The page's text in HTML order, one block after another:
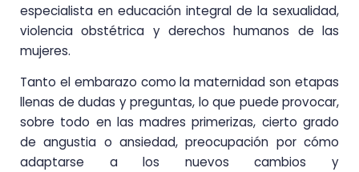
especialista en educación integral de la sexualidad,
violencia obstétrica y derechos humanos de las
mujeres.
Tanto el embarazo como la maternidad son etapas
llenas de dudas y preguntas, lo que puede provocar,
sobre todo en las madres primerizas, cierto grado
de angustia o ansiedad, preocupación por cómo
adaptarse a los nuevos cambios y